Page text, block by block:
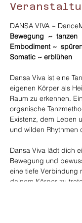
DANSA VIVA ~
Bewegung  ~  tanzen
Embodiment ~
Somatic ~ erblühen
Dansa Viva ist eine
eigenen Körper als
Raum zu erkennen.
organische
Existenz, dem Leben
und wilden Rhythmen
Dansa Viva lädt dich
Bewegung und
eine tiefe Verbindung
deinem Körper zu